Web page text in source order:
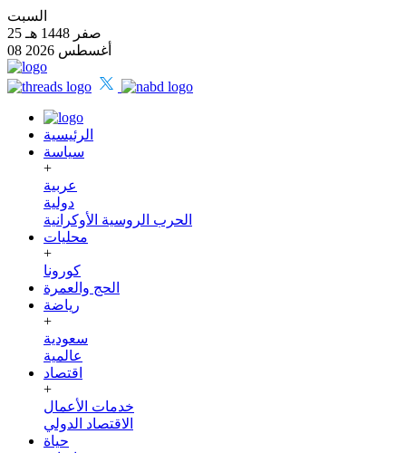
السبت
25 صفر 1448 هـ
08 أغسطس 2026
الرئيسية
سياسة
+
عربية
دولية
الحرب الروسية الأوكرانية
محليات
+
كورونا
الحج والعمرة
رياضة
+
سعودية
عالمية
اقتصاد
+
خدمات الأعمال
الاقتصاد الدولي
حياة